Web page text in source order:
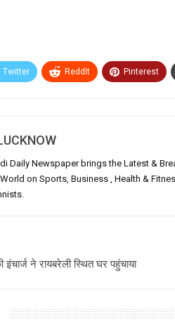
Twitter ReddIt Pinterest
Daily Newspaper brings the Latest &
on Sports, Business , Health &
इंचार्ज ने रायबरेली स्थित घर पहुंचाया